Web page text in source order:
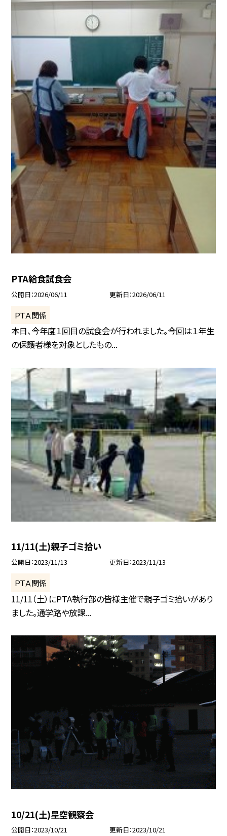
PTA給食試食会
公開日 2026/06/11 更新日 2026/06/11
ＰＴＡ関係
本日、今年度１回目の試食会が行われました。今回は１年生
の保護者様を対象としたもの...
11/11(土)親子ゴミ拾い
公開日 2023/11/13 更新日 2023/11/13
ＰＴＡ関係
11/11（土）にPTA執行部の皆様主催で親子ゴミ拾いがあり
ました。通学路や放課...
10/21(土)星空観察会
公開日 2023/10/21 更新日 2023/10/21